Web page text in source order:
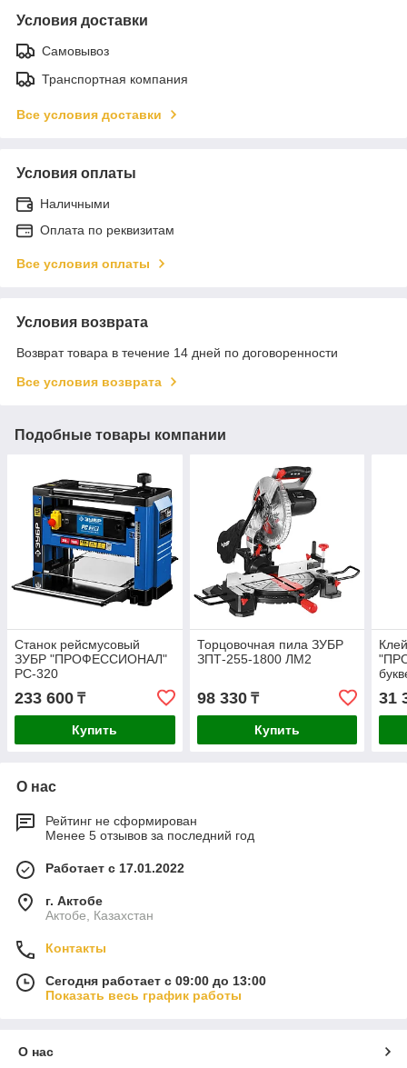
Условия доставки
Самовывоз
Транспортная компания
Все условия доставки
Условия оплаты
Наличными
Оплата по реквизитам
Все условия оплаты
Условия возврата
Возврат товара в течение 14 дней по договоренности
Все условия возврата
Подобные товары компании
Станок рейсмусовый
ЗУБР "ПРОФЕССИОНАЛ"
РС-320
233 600 ₸
Купить
Торцовочная пила ЗУБР
ЗПТ-255-1800 ЛМ2
98 330₸
Купить
31
О нас
Рейтинг не сформирован
Менее 5 отзывов за последний год
Работает с 17.01.2022
г. Актобе
Актобе, Казахстан
Контакты
Сегодня работает с 09:00 до 13:00
Показать весь график работы
О нас